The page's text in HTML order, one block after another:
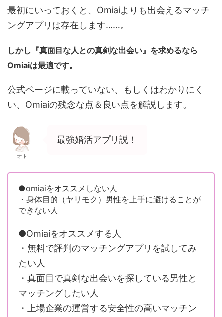
最初にいっておくと、Omiaiよりも出会えるマッチ
ングアプリは存在します……。
しかし『真面目な人との真剣な出会い』を求めるなら
Omiaiは最適です。
公式ページに載っていない、もしくはわかりにく
い、Omiaiの残念な点＆良い点を解説します。
オト
最強婚活アプリ説！
●omiaiをオススメしない人
・身体目的（ヤリモク）男性を上手に避けることが
できない人
●Omiaiをオススメする人
・無料で評判のマッチングアプリを試してみ
たい人
・真面目で真剣な出会いを探している男性と
マッチングしたい人
・上場企業の運営する安全性の高いマッチン